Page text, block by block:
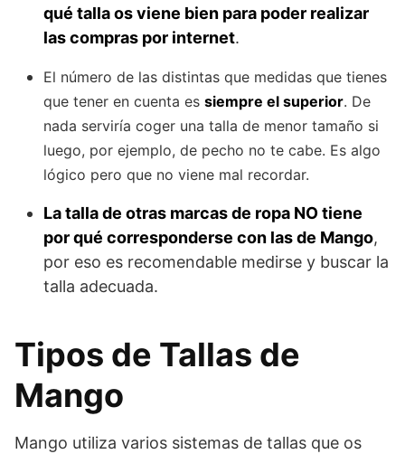
qué talla os viene bien para poder realizar
las compras por internet.
El número de las distintas que medidas que tienes
que tener en cuenta es siempre el superior. De
nada serviría coger una talla de menor tamaño si
luego, por ejemplo, de pecho no te cabe. Es algo
lógico pero que no viene mal recordar.
La talla de otras marcas de ropa NO tiene
por qué corresponderse con las de Mango,
por eso es recomendable medirse y buscar la
talla adecuada.
Tipos de Tallas de
Mango
Mango utiliza varios sistemas de tallas que os